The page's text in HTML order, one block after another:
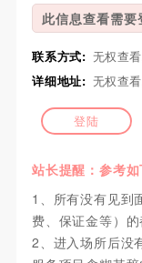
此信息查看需
联系方式: 无权查
详细地址: 无权查
登陆
站长提醒：参考
1、所有没有见到
费、保证金等）的
2、进入场所后没